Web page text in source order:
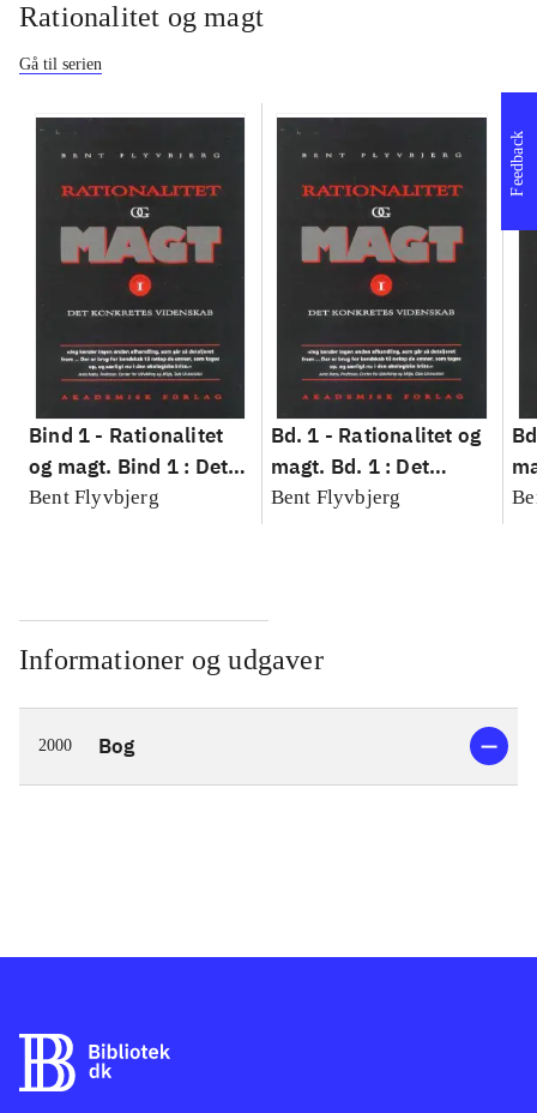
Rationalitet og magt
Gå til serien
Bind 1 - Rationalitet
og magt. Bind 1 : Det
konkretes videnskab
Bent Flyvbjerg
Bd. 1 - Rationalitet og
magt. Bd. 1 : Det
konkretes videnskab
Bent Flyvbjerg
Informationer og udgaver
2000 Bog
Feedback